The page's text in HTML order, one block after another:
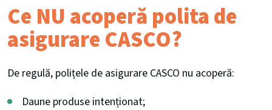
Ce NU acoperă polita de
asigurare CASCO?
De regulă, polițele de asigurare CASCO nu acoperă:
Daune produse intenționat;